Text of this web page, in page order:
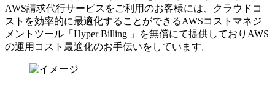
AWS請求代⾏サービスをご利⽤のお客様には、クラウドコ
ストを効率的に最適化することができるAWSコストマネジ
メントツール「Hyper Billing 」を無償にて提供しておりAWS
の運⽤コスト最適化のお⼿伝いをしています。